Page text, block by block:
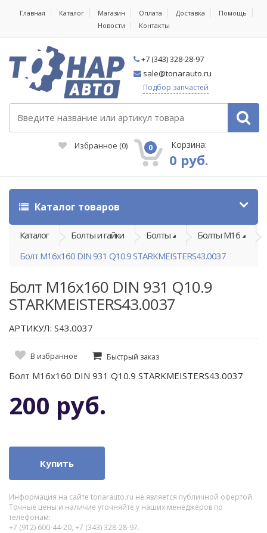
Главная Каталог Магазин Оплата Доставка
Помощь
Новости
Контакты
+7 (343) 328-28-97
sale@tonarauto.ru
Подбор запчастей
Избранное (0) 0 Корзина:
0 руб.
Каталог товаров
Каталог Болты и гайки Болты
Болты М16
Болт M16x160 DIN 931 Q10.9 STARKMEISTERS43.0037
Болт M16x160 DIN 931 Q10.9
STARKMEISTERS43.0037
АРТИКУЛ: S43.0037
В избранное Быстрый заказ
Болт M16x160 DIN 931 Q10.9 STARKMEISTERS43.0037
200 руб.
Купить
Информация на сайте tonarauto.ru не является публичной офертой.
Точные цены и наличие уточняйте у наших менеджеров по
телефонам:
+7 (912) 600-44-20, +7 (343) 328-28-97.